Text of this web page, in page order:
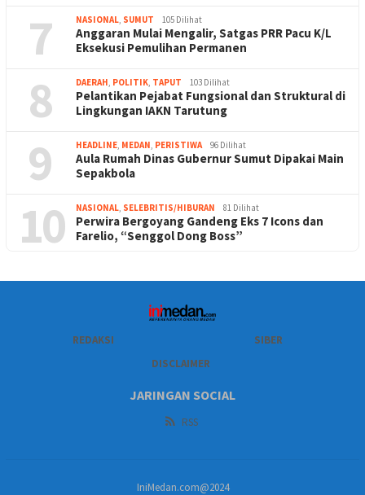
7 NASIONAL, SUMUT 105 Dilihat
Anggaran Mulai Mengalir, Satgas PRR Pacu K/L
Eksekusi Pemulihan Permanen
8 DAERAH, POLITIK, TAPUT 103 Dilihat
Pelantikan Pejabat Fungsional dan Struktural di
Lingkungan IAKN Tarutung
9 HEADLINE, MEDAN, PERISTIWA 96 Dilihat
Aula Rumah Dinas Gubernur Sumut Dipakai Main
Sepakbola
10 NASIONAL, SELEBRITIS/HIBURAN 81 Dilihat
Perwira Bergoyang Gandeng Eks 7 Icons dan
Farelio, “Senggol Dong Boss”
REDAKSI
SIBER
DISCLAIMER
JARINGAN SOCIAL
RSS
IniMedan.com@2024